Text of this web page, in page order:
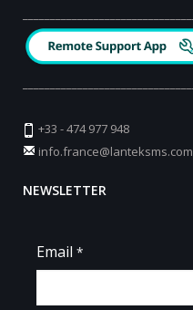
+33 - 474 977 948
info.france@lanteksms.com
NEWSLETTER